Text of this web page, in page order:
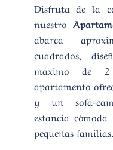
Disfruta de la
nuestro
abarca
cuadrados,
máximo de 2
apartamento
y un sofá-
estancia
pequeñas familias.